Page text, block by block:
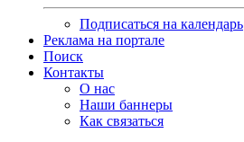
Подписаться на календарь
Реклама на портале
Поиск
Контакты
О нас
Наши баннеры
Как связаться